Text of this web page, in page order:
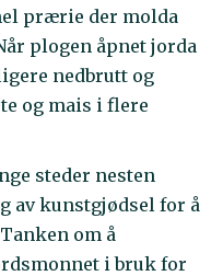
prærie der molda
plogen åpnet jorda
nedbrutt og
og mais i flere
steder nesten
av kunstgjødsel for å
om å
i bruk for